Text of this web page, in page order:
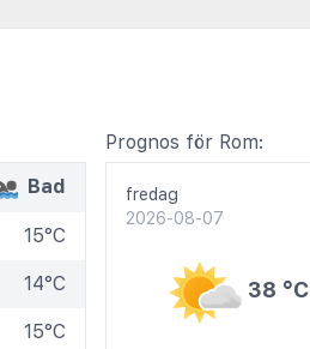
Bad
15°C
14°C
15°C
Prognos för Rom:
fredag
2026-08-07
38 °C